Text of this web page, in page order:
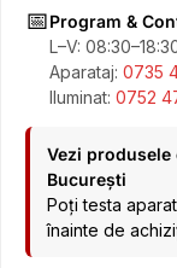
📅Program &
L–V:
Aparataj: 0735
Iluminat: 0752
Vezi
București
Poți testa
înainte de